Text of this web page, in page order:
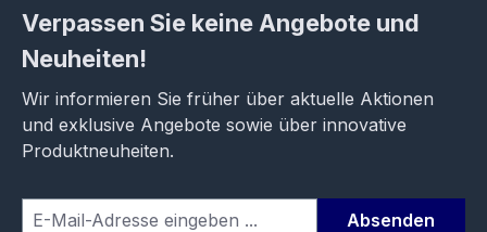
Verpassen Sie keine Angebote und
Neuheiten!
Wir informieren Sie früher über aktuelle Aktionen
und exklusive Angebote sowie über innovative
Produktneuheiten.
Absenden